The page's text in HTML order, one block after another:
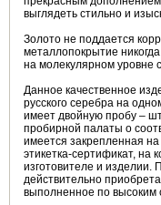
выглядеть стильно и
Золото не поддается
металлопокрытие
на молекулярном уровне
Данное качественное
русского серебра на
имеет двойную пробу –
пробирной палаты о
имеется закрепленная
этикетка-сертификат, на
изготовителе и изделии.
действительно
выполненное по высоким